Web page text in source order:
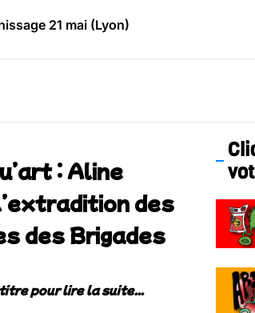
21 mai (Lyon)
18 juillet (Vaulx-en-Velin)
: Aline
des
des Brigades